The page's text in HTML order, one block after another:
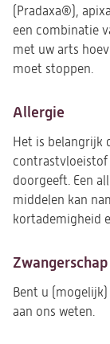
(Pradaxa®),
een combinatie
met uw arts
moet stoppen.
Allergie
Het is belangrijk
contrastvloeistof
doorgeeft. Een
middelen kan
kortademigheid
Zwangerschap
Bent u
aan ons weten.